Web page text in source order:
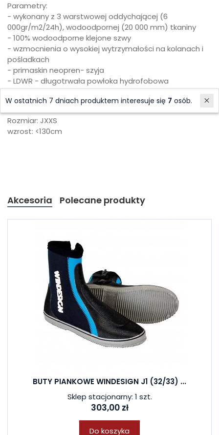
Parametry:
- wykonany z 3 warstwowej oddychającej (6
000gr/m2/24h), wodoodpornej (20 000 mm) tkaniny
- 100% wodoodporne klejone szwy
- wzmocnienia o wysokiej wytrzymałości na kolanach i
pośladkach
- primaskin neopren- szyja
- LDWR - długotrwała powłoka hydrofobowa
- wewnętrzne szelki
Rozmiar: JXXS
wzrost: <130cm
Akcesoria Polecane produkty
BUTY PIANKOWE WINDESIGN J1 (32/33) ...
Sklep stacjonarny: 1 szt.
303,00 zł
Do koszyka
W ostatnich 7 dniach produktem interesuje się 7 osób.